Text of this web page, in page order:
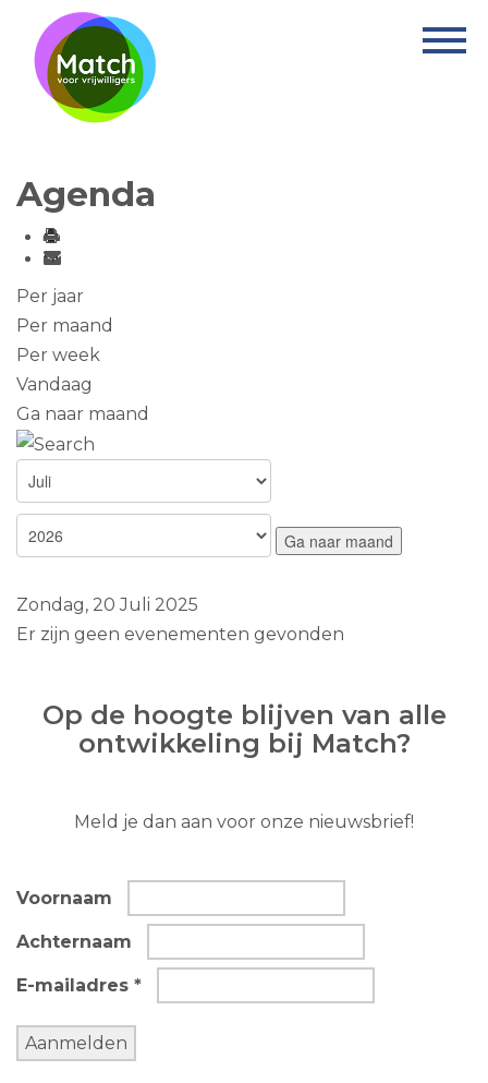
Home
Activiteiten
Informatie
Agenda
Per jaar
Per maand
Per week
Vandaag
Ga naar maand
Ga naar maand
Zondag, 20 Juli 2025
Er zijn geen evenementen gevonden
Op de hoogte blijven van alle
ontwikkeling bij Match?
Meld je dan aan voor onze nieuwsbrief!
Voornaam
Achternaam
E-mailadres *